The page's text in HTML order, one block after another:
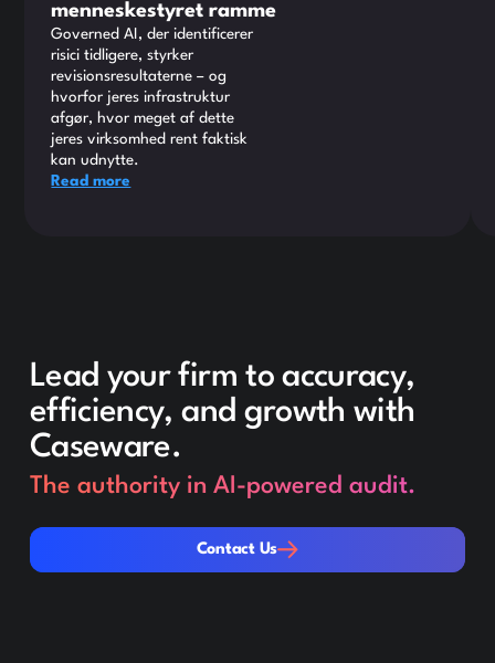
menneskestyret ramme
Governed AI, der identificerer
risici tidligere, styrker
revisionsresultaterne – og
hvorfor jeres infrastruktur
afgør, hvor meget af dette
jeres virksomhed rent faktisk
kan udnytte.
Read more
Lead your firm to accuracy,
efficiency, and growth with
Caseware.
The authority in AI-powered audit.
Contact Us
Contact Us